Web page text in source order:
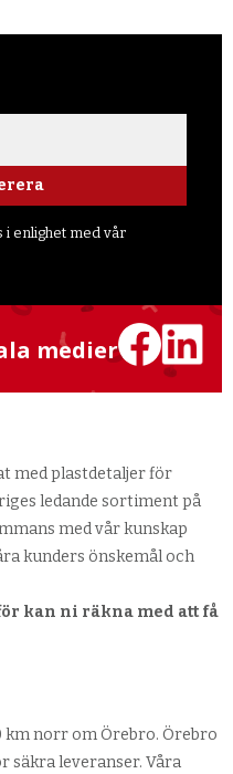
i enlighet med vår
medier
med plastdetaljer för
ledande sortiment på
med vår kunskap
kunders önskemål och
kan ni räkna med att få
km norr om Örebro. Örebro
leveranser. Våra